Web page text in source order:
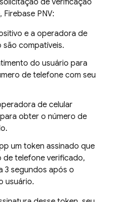
de verificação
Firebase PNV:
e a operadora de
são compatíveis.
do usuário para
de telefone com seu
de celular
obter o número de
um token assinado que
de telefone verificado,
3 segundos após o
usuário.